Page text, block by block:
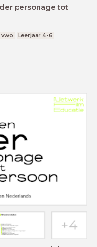
personage tot
vwo Leerjaar 4-6